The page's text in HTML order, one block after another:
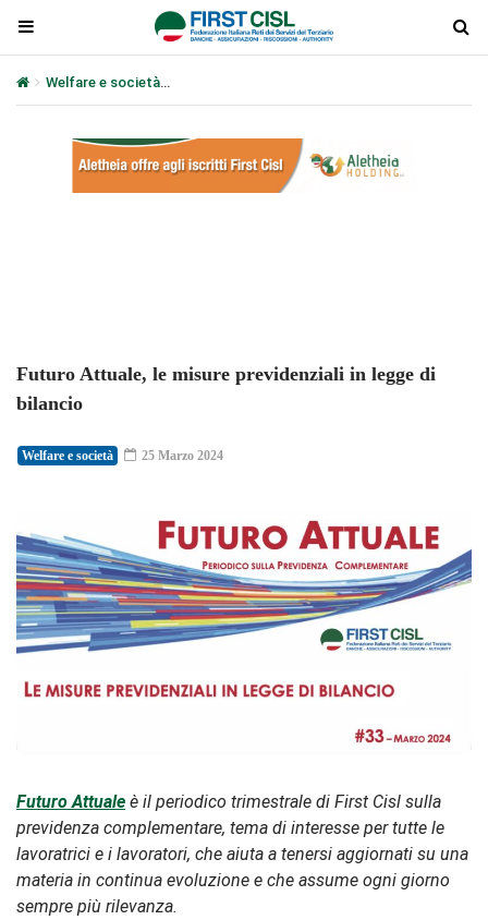
Welfare e società
Futuro Attuale, le misure previdenziali in legge di
bilancio
Welfare e società 25 Marzo 2024
Futuro Attuale è il periodico trimestrale di First Cisl sulla
previdenza complementare, tema di interesse per tutte le
lavoratrici e i lavoratori, che aiuta a tenersi aggiornati su una
materia in continua evoluzione e che assume ogni giorno
sempre più rilevanza.